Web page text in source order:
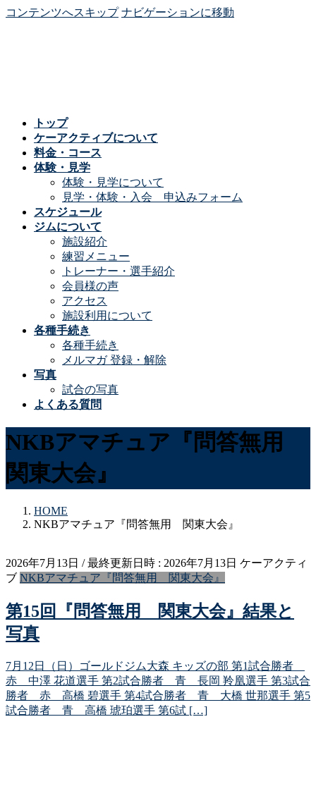
コンテンツへスキップ ナビゲーションに移動
トップ
ケーアクティブについて
料金・コース
体験・見学
体験・見学について
見学・体験・入会 申込みフォーム
スケジュール
ジムについて
施設紹介
練習メニュー
トレーナー・選手紹介
会員様の声
アクセス
施設利用について
各種手続き
各種手続き
メルマガ 登録・解除
写真
試合の写真
よくある質問
NKBアマチュア『問答無用
関東大会』
HOME
NKBアマチュア『問答無用 関東大会』
2026年7月13日 / 最終更新日時 : 2026年7月13日 ケーアクティ
ブ NKBアマチュア『問答無用 関東大会』
第15回『問答無用 関東大会』結果と
写真
7月12日（日）ゴールドジム大森 キッズの部 第1試合勝者
赤 中澤 花道選手 第2試合勝者 青 長岡 羚凰選手 第3試合
勝者 赤 高橋 碧選手 第4試合勝者 青 大橋 世那選手 第5
試合勝者 青 高橋 琥珀選手 第6試 […]